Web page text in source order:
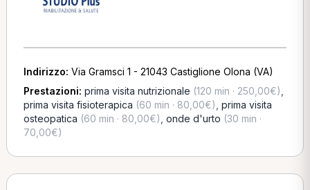
Indirizzo: Via Gramsci 1 - 21043 Castiglione Olona (VA)
Prestazioni: prima visita nutrizionale (120 min · 250,00€)
prima visita fisioterapica (60 min · 80,00€) prima visita
osteopatica (60 min · 80,00€) onde d'urto (30 min ·
70,00€)